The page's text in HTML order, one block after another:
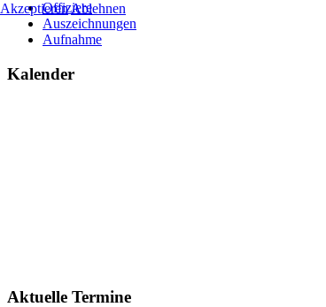
Offiziere
Auszeichnungen
Aufnahme
Kalender
Aktuelle Termine
AkzeptierenAblehnen